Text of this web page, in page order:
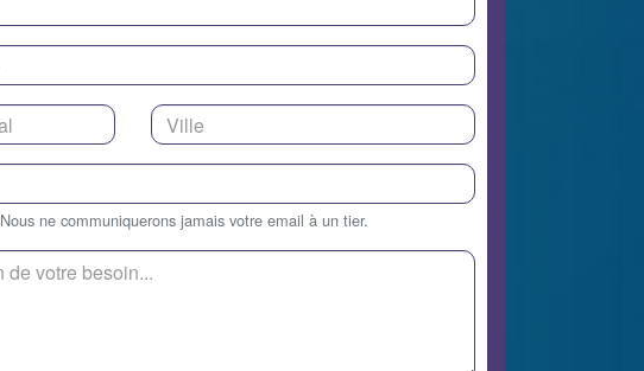
Nous ne communiquerons jamais votre email à un tier.